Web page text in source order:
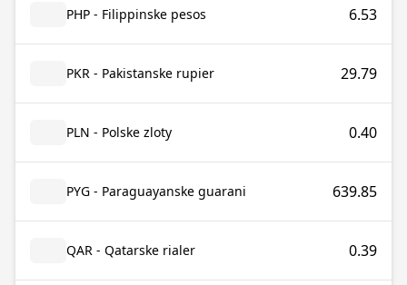
PHP - Filippinske pesos 6.53
PKR - Pakistanske rupier 29.79
PLN - Polske zloty 0.40
PYG - Paraguayanske guarani 639.85
QAR - Qatarske rialer 0.39